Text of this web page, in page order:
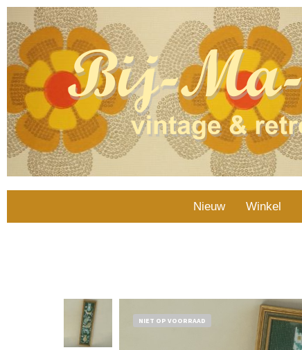
Nieuw Winkel
NIET OP VOORRAAD